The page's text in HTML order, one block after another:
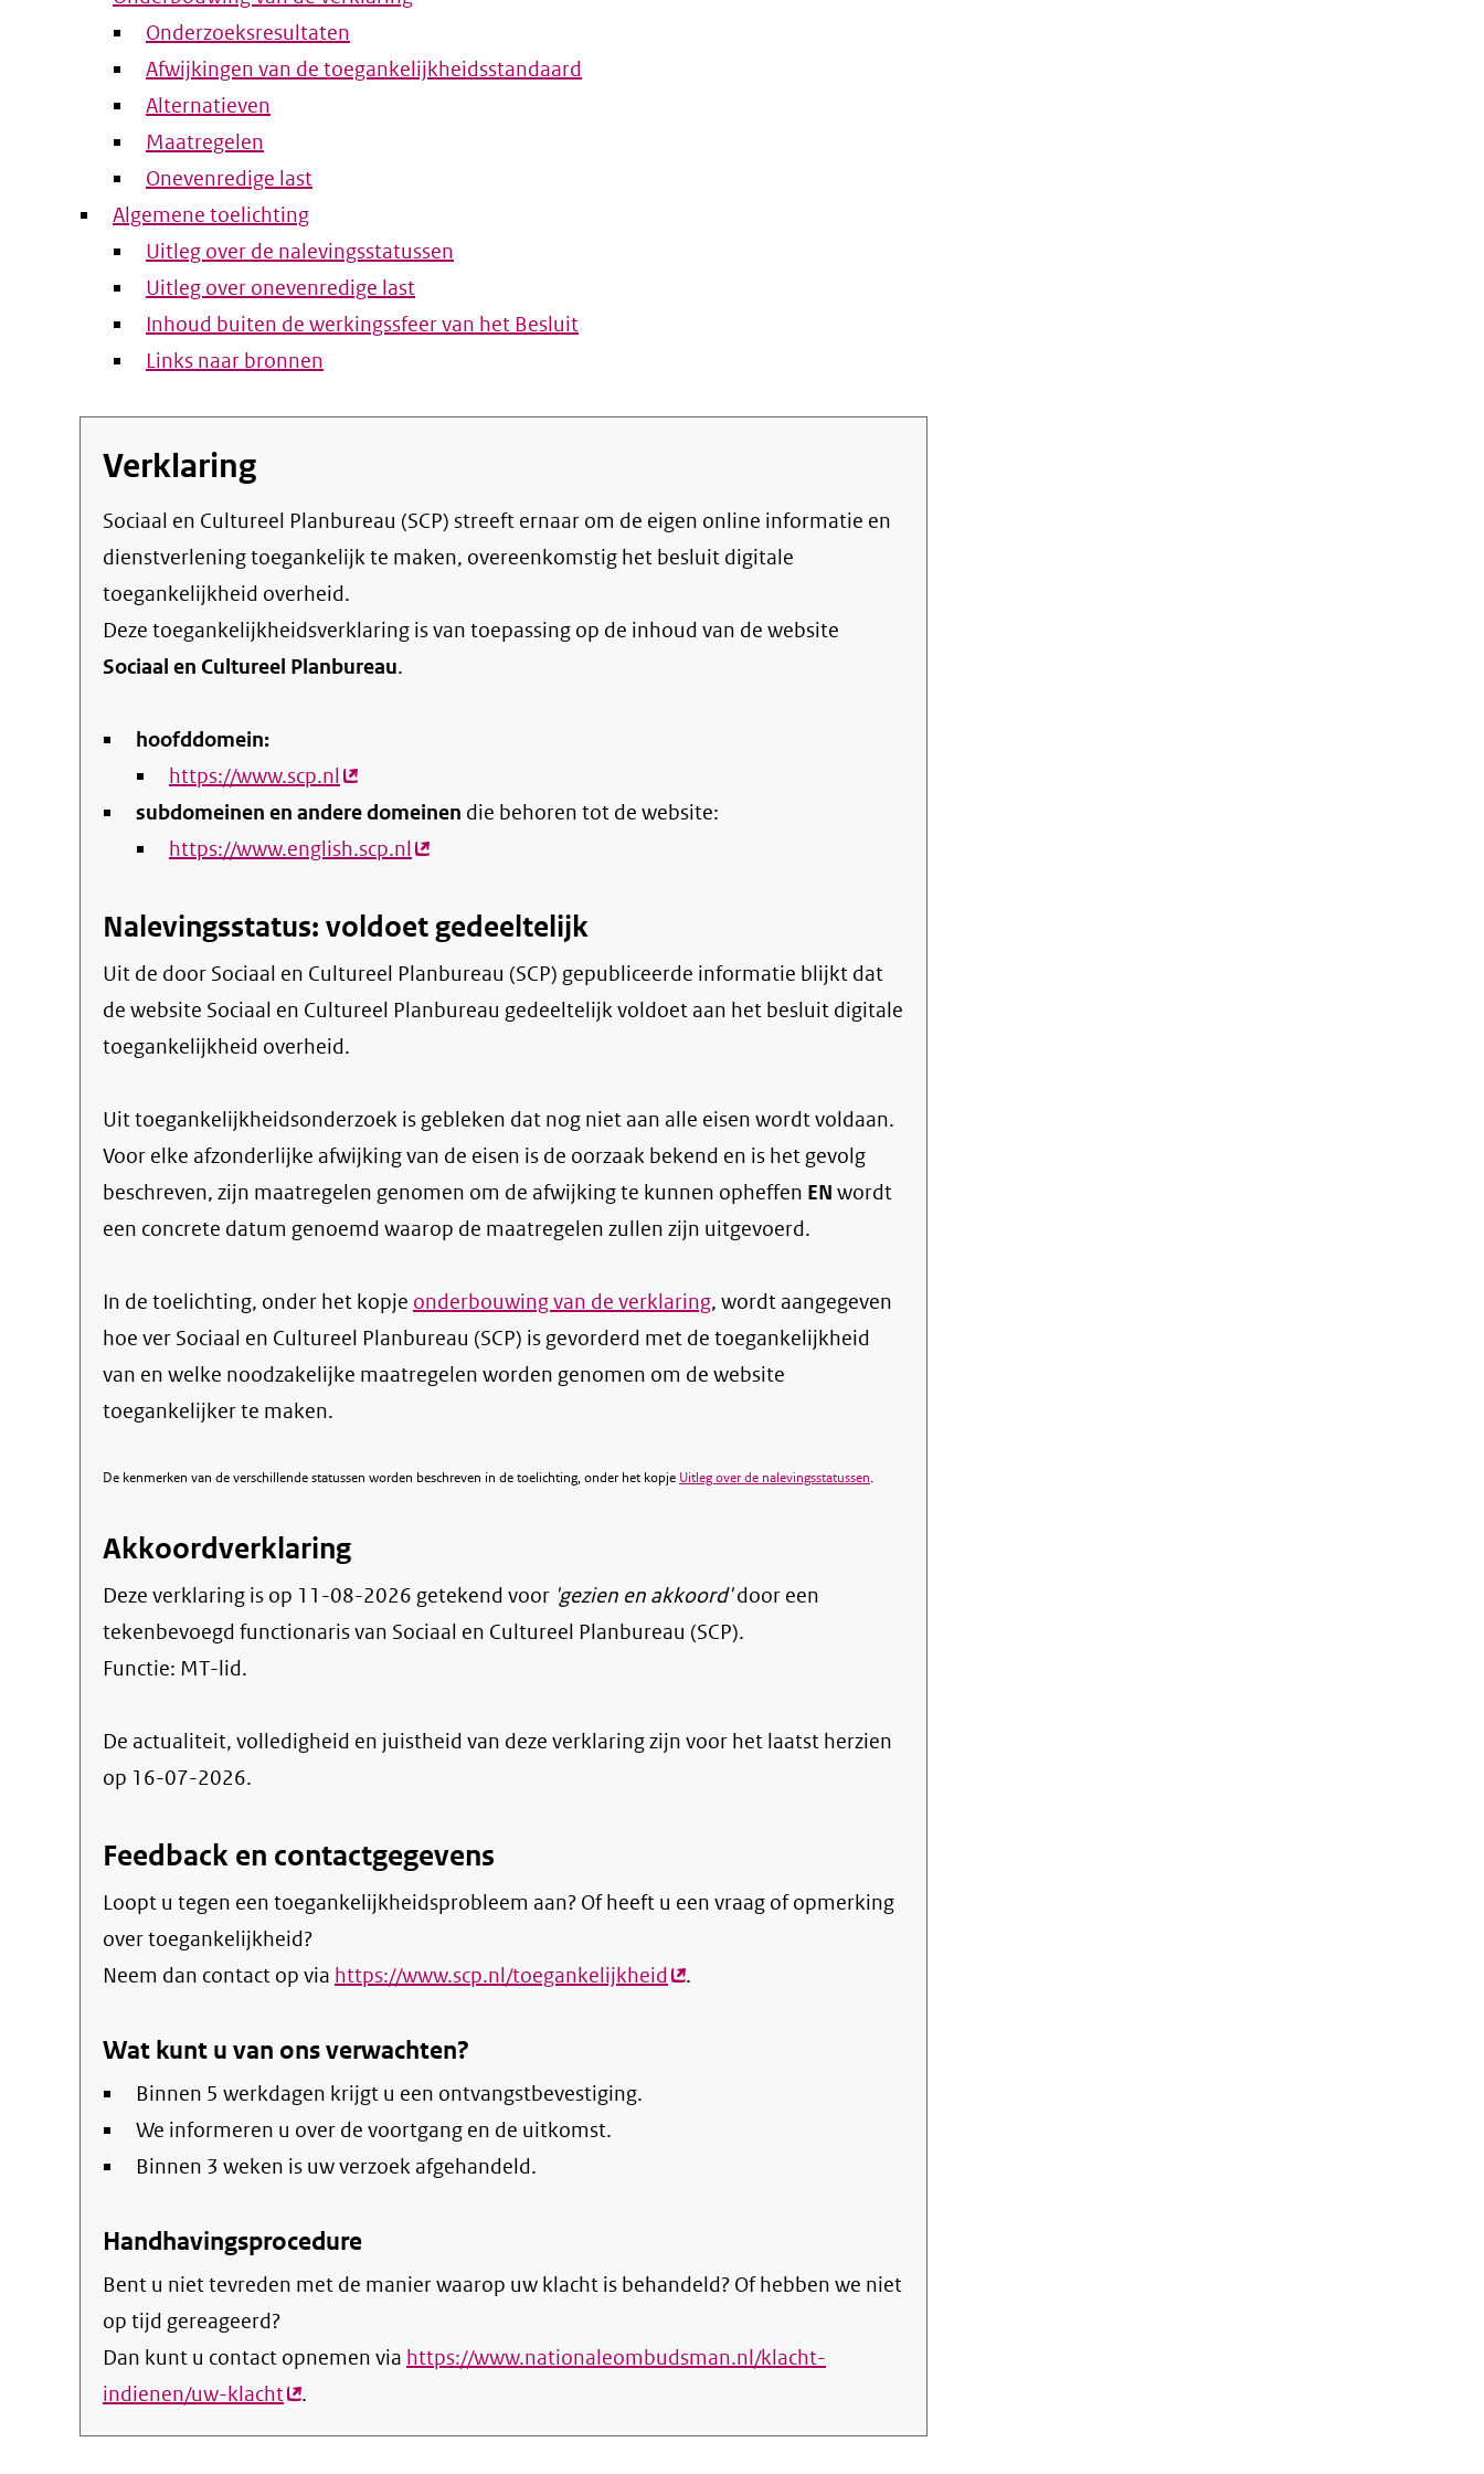
Onderzoeksresultaten
Afwijkingen van de toegankelijkheidsstandaard
Alternatieven
Maatregelen
Onevenredige last
Algemene toelichting
Uitleg over de nalevingsstatussen
Uitleg over onevenredige last
Inhoud buiten de werkingssfeer van het Besluit
Links naar bronnen
Verklaring
Sociaal en Cultureel Planbureau (SCP) streeft ernaar om de eigen online informatie en
dienstverlening toegankelijk te maken, overeenkomstig het besluit digitale
toegankelijkheid overheid.
Deze toegankelijkheidsverklaring is van toepassing op de inhoud van de website
Sociaal en Cultureel Planbureau.
hoofddomein:
https://www.scp.nl(externe
link)
subdomeinen en andere domeinen die behoren tot de website:
https://www.english.scp.nl(externe
Nalevingsstatus: voldoet gedeeltelijk
Uit de door Sociaal en Cultureel Planbureau (SCP) gepubliceerde informatie blijkt dat
de website Sociaal en Cultureel Planbureau gedeeltelijk voldoet aan het besluit digitale
toegankelijkheid overheid.
Uit toegankelijkheidsonderzoek is gebleken dat nog niet aan alle eisen wordt voldaan.
Voor elke afzonderlijke afwijking van de eisen is de oorzaak bekend en is het gevolg
beschreven, zijn maatregelen genomen om de afwijking te kunnen opheffen EN wordt
een concrete datum genoemd waarop de maatregelen zullen zijn uitgevoerd.
In de toelichting, onder het kopje onderbouwing van de verklaring, wordt aangegeven
hoe ver Sociaal en Cultureel Planbureau (SCP) is gevorderd met de toegankelijkheid
van en welke noodzakelijke maatregelen worden genomen om de website
toegankelijker te maken.
De kenmerken van de verschillende statussen worden beschreven in de toelichting, onder het kopje Uitleg over de nalevingsstatussen.
Akkoordverklaring
Deze verklaring is op 11-08-2026 getekend voor 'gezien en akkoord'door een
tekenbevoegd functionaris van Sociaal en Cultureel Planbureau (SCP).
Functie: MT-lid.
De actualiteit, volledigheid en juistheid van deze verklaring zijn voor het laatst herzien
op 16-07-2026.
Feedback en contactgegevens
Loopt u tegen een toegankelijkheidsprobleem aan? Of heeft u een vraag of opmerking
over toegankelijkheid?
Neem dan contact op via https://www.scp.nl/toegankelijkheid(externe
.
Wat kunt u van ons verwachten?
Binnen 5 werkdagen krijgt u een ontvangstbevestiging.
We informeren u over de voortgang en de uitkomst.
Binnen 3 weken is uw verzoek afgehandeld.
Handhavingsprocedure
Bent u niet tevreden met de manier waarop uw klacht is behandeld? Of hebben we niet
op tijd gereageerd?
Dan kunt u contact opnemen via https://www.nationaleombudsman.nl/klacht-
indienen/uw-klacht(externe
link)
.